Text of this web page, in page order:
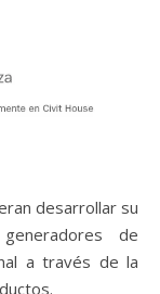
desarrollar su
de
a través de la